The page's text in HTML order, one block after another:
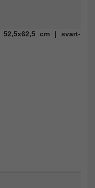
52,5x62,5 cm | svart-